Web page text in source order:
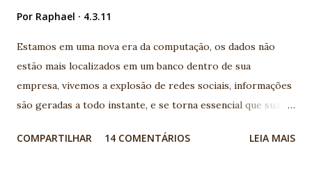
Por Raphael 4.3.11
Estamos em uma nova era da computação, os dados não
estão mais localizados em um banco dentro de sua
empresa, vivemos a explosão de redes sociais, informações
são geradas a todo instante, e se torna essencial que sua
consumam suas APIs geralmente disponíveis por serviços
COMPARTILHAR 14 COMENTÁRIOS LEIA MAIS